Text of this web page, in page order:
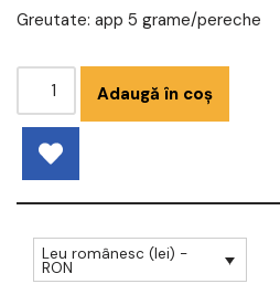
Greutate: app 5 grame/pereche
Adaugă în coș
Leu românesc (lei) -
RON